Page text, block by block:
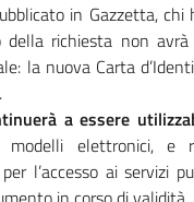
in Gazzetta, chi
richiesta non
la nuova Carta
a essere
elettronici, e
l’accesso ai servizi